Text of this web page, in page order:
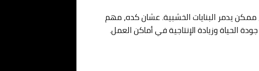
يدمر البنايات الخشبية. عشان كده، مهم
الحياة وزيادة الإنتاجية في أماكن العمل.